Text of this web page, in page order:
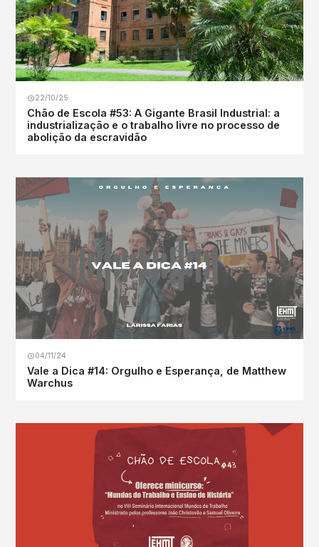
22/10/25
Chão de Escola #53: A Gigante Brasil Industrial: a
industrialização e o trabalho livre no processo de
abolição da escravidão
04/11/24
Vale a Dica #14: Orgulho e Esperança, de Matthew
Warchus